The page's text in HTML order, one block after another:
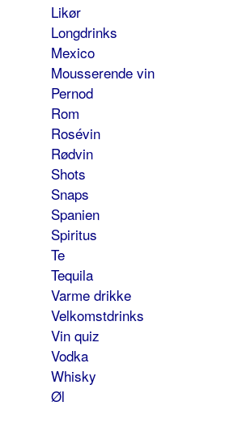
Likør
Longdrinks
Mexico
Mousserende vin
Pernod
Rom
Rosévin
Rødvin
Shots
Snaps
Spanien
Spiritus
Te
Tequila
Varme drikke
Velkomstdrinks
Vin quiz
Vodka
Whisky
Øl